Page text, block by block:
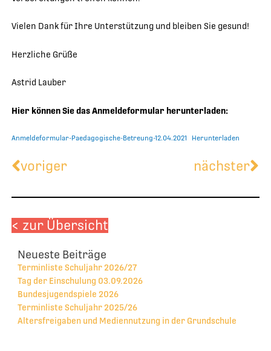
Vielen Dank für Ihre Unterstützung und bleiben Sie gesund!
Herzliche Grüße
Astrid Lauber
Hier können Sie das Anmeldeformular herunterladen:
Anmeldeformular-Paedagogische-Betreung-12.04.2021 Herunterladen
Zurück
voriger nächster
< zur Übersicht
Neueste Beiträge
Terminliste Schuljahr 2026/27
Tag der Einschulung 03.09.2026
Bundesjugendspiele 2026
Terminliste Schuljahr 2025/26
Altersfreigaben und Mediennutzung in der Grundschule